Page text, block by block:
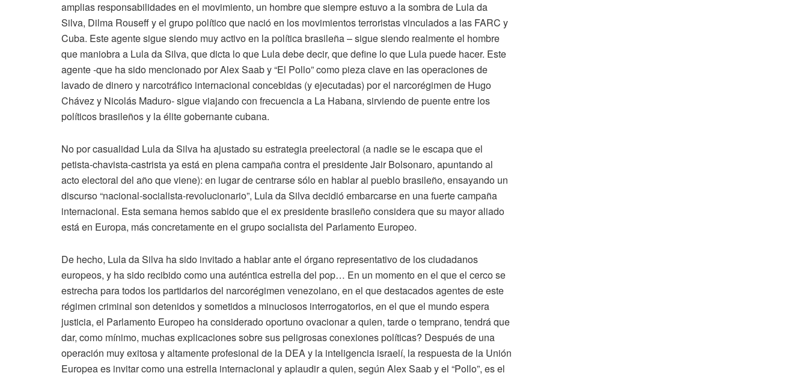
amplias responsabilidades en el movimiento, un hombre que siempre estuvo a la sombra de Lula da
Silva, Dilma Rouseff y el grupo político que nació en los movimientos terroristas vinculados a las FARC y
Cuba. Este agente sigue siendo muy activo en la política brasileña – sigue siendo realmente el hombre
que maniobra a Lula da Silva, que dicta lo que Lula debe decir, que define lo que Lula puede hacer. Este
agente -que ha sido mencionado por Alex Saab y “El Pollo” como pieza clave en las operaciones de
lavado de dinero y narcotráfico internacional concebidas (y ejecutadas) por el narcorégimen de Hugo
Chávez y Nicolás Maduro- sigue viajando con frecuencia a La Habana, sirviendo de puente entre los
políticos brasileños y la élite gobernante cubana.
No por casualidad Lula da Silva ha ajustado su estrategia preelectoral (a nadie se le escapa que el
petista-chavista-castrista ya está en plena campaña contra el presidente Jair Bolsonaro, apuntando al
acto electoral del año que viene): en lugar de centrarse sólo en hablar al pueblo brasileño, ensayando un
discurso “nacional-socialista-revolucionario”, Lula da Silva decidió embarcarse en una fuerte campaña
internacional. Esta semana hemos sabido que el ex presidente brasileño considera que su mayor aliado
está en Europa, más concretamente en el grupo socialista del Parlamento Europeo.
De hecho, Lula da Silva ha sido invitado a hablar ante el órgano representativo de los ciudadanos
europeos, y ha sido recibido como una auténtica estrella del pop… En un momento en el que el cerco se
estrecha para todos los partidarios del narcorégimen venezolano, en el que destacados agentes de este
régimen criminal son detenidos y sometidos a minuciosos interrogatorios, en el que el mundo espera
justicia, el Parlamento Europeo ha considerado oportuno ovacionar a quien, tarde o temprano, tendrá que
dar, como mínimo, muchas explicaciones sobre sus peligrosas conexiones políticas? Después de una
operación muy exitosa y altamente profesional de la DEA y la inteligencia israelí, la respuesta de la Unión
Europea es invitar como una estrella internacional y aplaudir a quien, según Alex Saab y el “Pollo”, es el